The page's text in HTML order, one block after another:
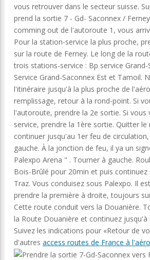
vous retrouver dans le secteur suisse.
prend la sortie 7 - Gd- Saconnex /
comming out de l'autoroute 1, vous
Pour la station-service la plus proche,
sur la route de Ferney. Le long de la
trois stations-service : Bp service
Service Grand-Saconnex Est et Tamoil.
l'itinéraire jusqu'à la plus proche de
remplissage, retour à la rond-point. Si
l'autoroute, prendre la 2e sortie. Si vous
service, prendre la 1ère sortie. Quitter
continuer jusqu'au 1er feu de
gauche. À la jonction de feu, il ya un
Palexpo Arena " . Tourner à gauche.
Bois-Brûlé pour 20min et puis continuez
Traz. Vous conduisez sous Palexpo. Il
prendre la première à droite, toujours
Cette route conduit vers la Douanière.
la Route Douanière et continuez jusqu'à
Suivez les indications pour «Retour de
d'autres access routes de France à